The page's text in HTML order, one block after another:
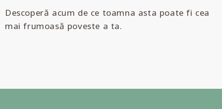
Descoperă acum de ce toamna asta poate fi cea
mai frumoasă poveste a ta.